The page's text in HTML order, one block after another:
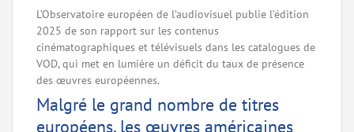
L’Observatoire européen de l’audiovisuel publie l’édition
2025 de son rapport sur les contenus
cinématographiques et télévisuels dans les catalogues de
VOD, qui met en lumière un déficit du taux de présence
des œuvres européennes.
Malgré le grand nombre de titres
européens, les œuvres américaines